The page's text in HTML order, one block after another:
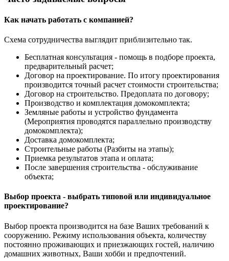
Как начать работать с компанией?
Схема сотрудничества выглядит приблизительно так.
Бесплатная консультация - помощь в подборе проекта,
предварительный расчет;
Договор на проектирование. По итогу проектирования
производится точный расчет стоимости строительства;
Договор на строительство. Предоплата по договору;
Производство и комплектация домокомплекта;
Земляные работы и устройство фундамента
(Мероприятия проводятся параллельно производству
домокомплекта);
Доставка домокомплекта;
Строительные работы (Разбиты на этапы);
Приемка результатов этапа и оплата;
После завершения строительства - обслуживание
объекта;
Выбор проекта - выбрать типовой или индивидуальное
проектирование?
Выбор проекта производится на базе Ваших требований к
сооружению. Режиму использования объекта, количеству
постоянно проживающих и приезжающих гостей, наличию
домашних животных, Ваши хобби и предпочтений.